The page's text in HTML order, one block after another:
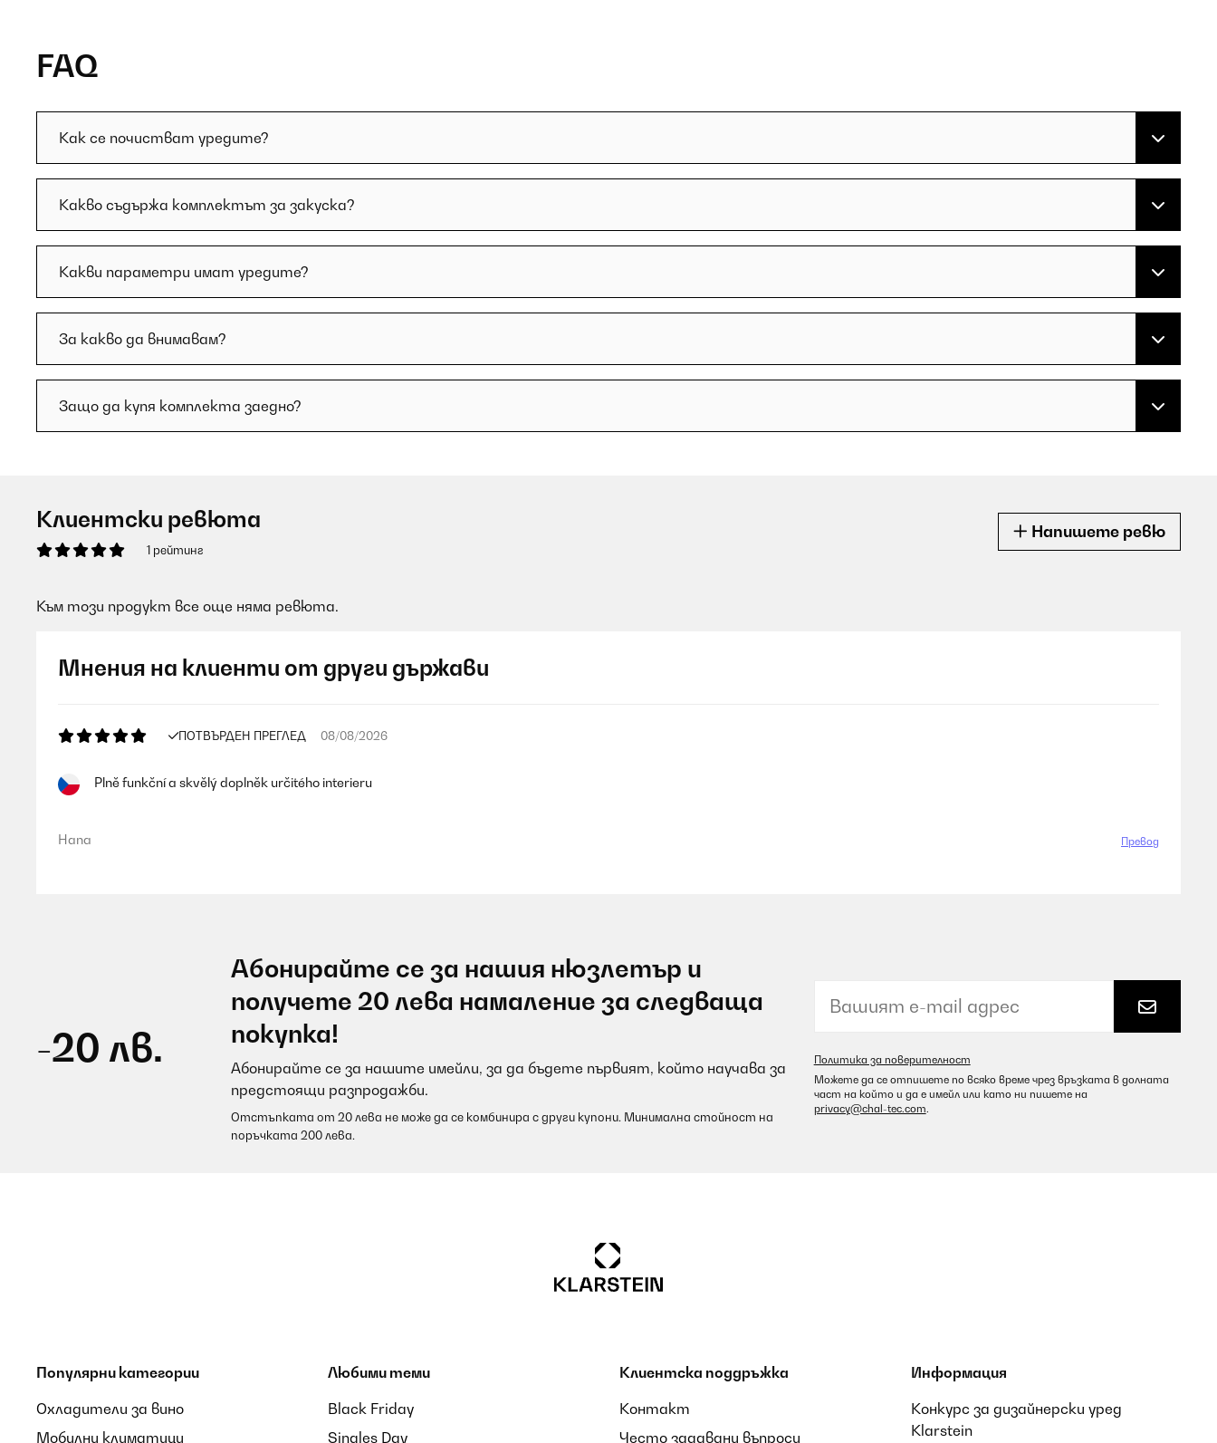
FAQ
Как се почистват уредите?
Какво съдържа комплектът за закуска?
Какви параметри имат уредите?
За какво да внимавам?
Защо да купя комплекта заедно?
Клиентски ревюта
1 рейтинг
Напишете ревю
Към този продукт все още няма ревюта.
Мнения на клиенти от други държави
ПОТВЪРДЕН ПРЕГЛЕД 08/08/2026
Plně funkční a skvělý doplněk určitého interieru
Hana Превод
-20 лв.
Абонирайте се за нашия нюзлетър и
получете 20 лева намаление за следваща
покупка!
Абонирайте се за нашите имейли, за да бъдете първият, който научава за
предстоящи разпродажби.
Отстъпката от 20 лева не може да се комбинира с други купони. Минимална стойност на
поръчката 200 лева.
Политика за поверителност
Можете да се отпишете по всяко време чрез връзката в долната
част на който и да е имейл или като ни пишете на
privacy@chal-tec.com.
Популярни категории
Охладители за вино
Мобилни климатици
Любими теми
Black Friday
Singles Day
Клиентска поддръжка
Контакт
Често задавани въпроси
Информация
Конкурс за дизайнерски уред
Klarstein